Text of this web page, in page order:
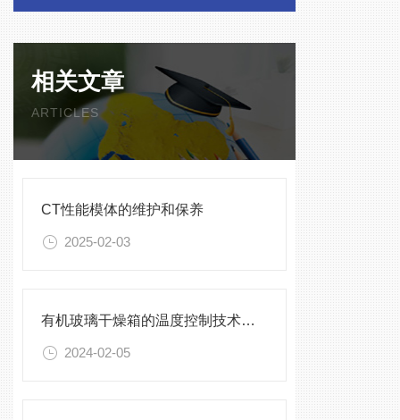
相关文章
ARTICLES
CT性能模体的维护和保养
2025-02-03
有机玻璃干燥箱的温度控制技术及精度分析
2024-02-05